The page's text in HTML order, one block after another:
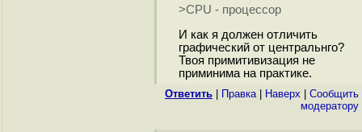
>CPU - процессор
И как я должен отличить
графический от центральнго?
Твоя примитивизация не
приминима на практике.
Ответить Правка| Наверх
Cообщить
модератору